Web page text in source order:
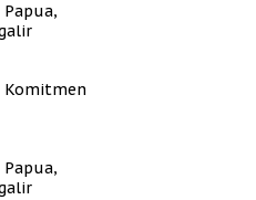
Komitmen